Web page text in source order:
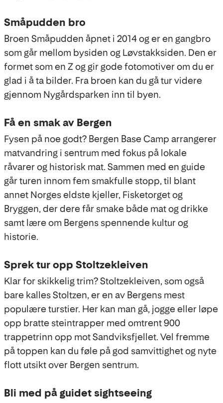
Småpudden bro
Broen Småpudden åpnet i 2014 og er en gangbro
som går mellom bysiden og Løvstakksiden. Den er
formet som en Z og gir gode fotomotiver om du er
glad i å ta bilder. Fra broen kan du gå tur videre
gjennom Nygårdsparken inn til byen.
Få en smak av Bergen
Fysen på noe godt? Bergen Base Camp arrangerer
matvandring i sentrum med fokus på lokale
råvarer og historisk mat. Sammen med en guide
går turen innom fem smakfulle stopp, til blant
annet Norges eldste kjeller, Fisketorget og
Bryggen, der dere får smake både mat og drikke
samt lære om Bergens spennende kultur og
historie.
Sprek tur opp Stoltzekleiven
Klar for skikkelig trim? Stoltzekleiven, som også
bare kalles Stoltzen, er en av Bergens mest
populære turstier. Her kan man gå, jogge eller løpe
opp bratte steintrapper med omtrent 900
trappetrinn opp mot Sandviksfjellet. Vel fremme
på toppen kan du føle på god samvittighet og nyte
flott utsikt over Bergen sentrum.
Bli med på guidet sightseeing